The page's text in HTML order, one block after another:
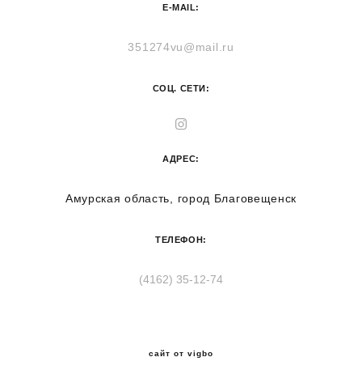
E-MAIL:
351274vu@mail.ru
СОЦ. СЕТИ:
АДРЕС:
Амурская область, город Благовещенск
ТЕЛЕФОН:
(4162) 35-12-74
сайт от vigbo